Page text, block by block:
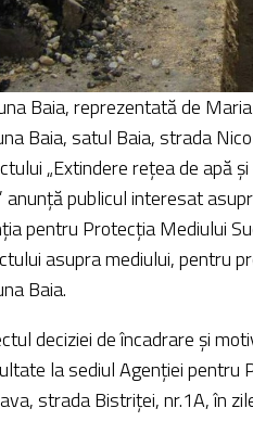
Baia, reprezentată de
Baia, satul Baia, strada
„Extindere rețea de apă
anunță publicul interesat
pentru Protecția Mediului
asupra mediului, pentru
Baia.
deciziei de încadrare și
la sediul Agenției pentru
strada Bistriței, nr.1A, în